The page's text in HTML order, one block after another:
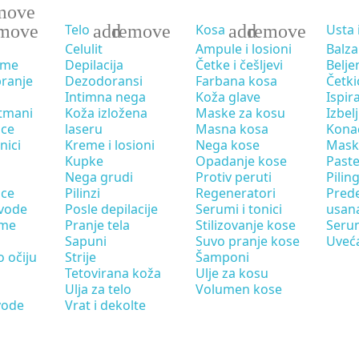
očiju
Telo addremove
Celulit
Depilacija
Dezodoransi
Intimna nega
Koža izložena
laseru
Kreme i losioni
Kupke
Nega grudi
Pilinzi
Posle depilacije
Pranje tela
Sapuni
Strije
Tetovirana koža
Ulja za telo
Vrat i dekolte
Kosa addremove
Ampule i losioni
Četke i češljevi
Farbana kosa
Koža glave
Maske za kosu
Masna kosa
Nega kose
Opadanje kose
Protiv peruti
Regeneratori
Serumi i tonici
Stilizovanje kose
Suvo pranje kose
Šamponi
Ulje za kosu
Volumen kose
Usta